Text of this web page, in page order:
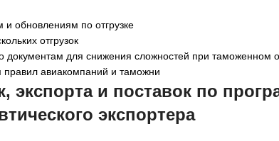
обновлениям по отгрузке
отгрузок
документам для снижения сложностей при таможенном
правил авиакомпаний и таможни
экспорта и поставок по
экспортера